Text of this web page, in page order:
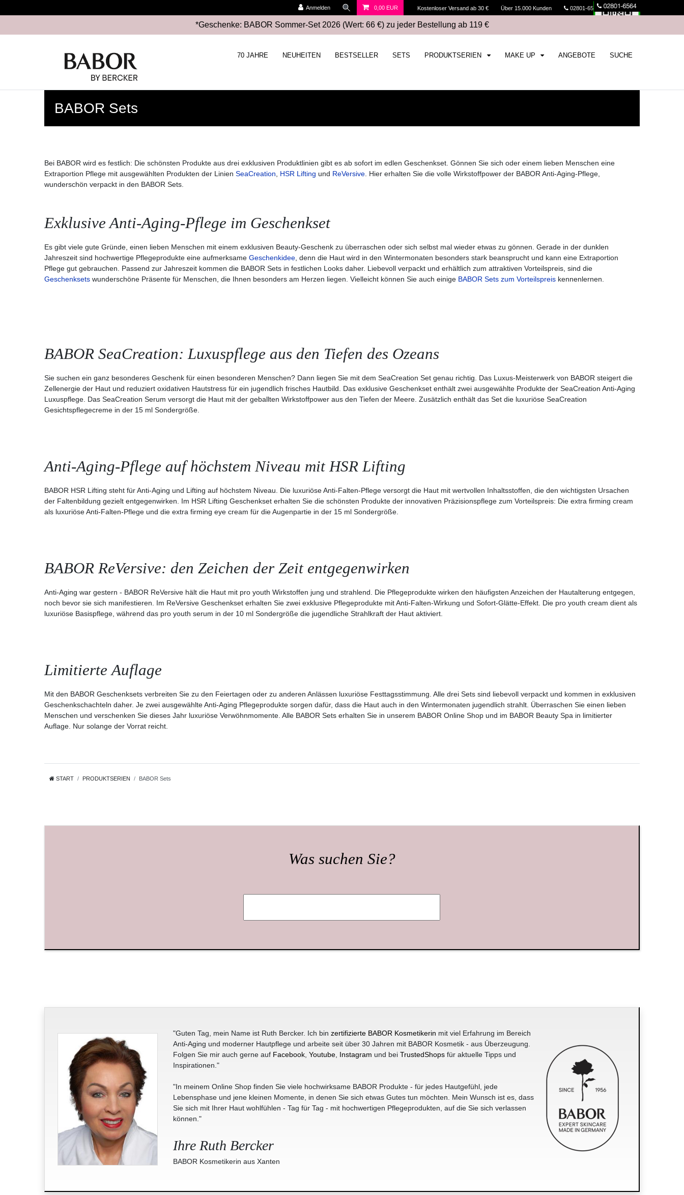
Kostenloser Versand ab 30 € Über 15.000 Kunden 02801-6564 Kasse
Anmelden 0,00 EUR
*Geschenke: BABOR Sommer-Set 2026 (Wert: 66 €) zu jeder Bestellung ab 119 €
70 JAHRE NEUHEITEN BESTSELLER SETS PRODUKTSERIEN MAKE UP ANGEBOTE SUCHE
BABOR Sets
Bei BABOR wird es festlich: Die schönsten Produkte aus drei exklusiven Produktlinien gibt es ab sofort im edlen Geschenkset. Gönnen Sie sich oder einem lieben Menschen eine
Extraportion Pflege mit ausgewählten Produkten der Linien SeaCreation HSR Lifting und ReVersive . Hier erhalten Sie die volle Wirkstoffpower der BABOR Anti-Aging-Pflege,
wunderschön verpackt in den BABOR Sets.
Exklusive Anti-Aging-Pflege im Geschenkset
Es gibt viele gute Gründe, einen lieben Menschen mit einem exklusiven Beauty-Geschenk zu überraschen oder sich selbst mal wieder etwas zu gönnen. Gerade in der dunklen
Jahreszeit sind hochwertige Pflegeprodukte eine aufmerksame Geschenkidee , denn die Haut wird in den Wintermonaten besonders stark beansprucht und kann eine Extraportion
Pflege gut gebrauchen. Passend zur Jahreszeit kommen die BABOR Sets in festlichen Looks daher. Liebevoll verpackt und erhältlich zum attraktiven Vorteilspreis, sind die
Geschenksets wunderschöne Präsente für Menschen, die Ihnen besonders am Herzen liegen. Vielleicht können Sie auch einige BABOR Sets zum Vorteilspreis kennenlernen.
BABOR SeaCreation: Luxuspflege aus den Tiefen des Ozeans
Sie suchen ein ganz besonderes Geschenk für einen besonderen Menschen? Dann liegen Sie mit dem SeaCreation Set genau richtig. Das Luxus-Meisterwerk von BABOR steigert die
Zellenergie der Haut und reduziert oxidativen Hautstress für ein jugendlich frisches Hautbild. Das exklusive Geschenkset enthält zwei ausgewählte Produkte der SeaCreation Anti-Aging
Luxuspflege. Das SeaCreation Serum versorgt die Haut mit der geballten Wirkstoffpower aus den Tiefen der Meere. Zusätzlich enthält das Set die luxuriöse SeaCreation
Gesichtspflegecreme in der 15 ml Sondergröße.
Anti-Aging-Pflege auf höchstem Niveau mit HSR Lifting
BABOR HSR Lifting steht für Anti-Aging und Lifting auf höchstem Niveau. Die luxuriöse Anti-Falten-Pflege versorgt die Haut mit wertvollen Inhaltsstoffen, die den wichtigsten Ursachen
der Faltenbildung gezielt entgegenwirken. Im HSR Lifting Geschenkset erhalten Sie die schönsten Produkte der innovativen Präzisionspflege zum Vorteilspreis: Die extra firming cream
als luxuriöse Anti-Falten-Pflege und die extra firming eye cream für die Augenpartie in der 15 ml Sondergröße.
BABOR ReVersive: den Zeichen der Zeit entgegenwirken
Anti-Aging war gestern - BABOR ReVersive hält die Haut mit pro youth Wirkstoffen jung und strahlend. Die Pflegeprodukte wirken den häufigsten Anzeichen der Hautalterung entgegen,
noch bevor sie sich manifestieren. Im ReVersive Geschenkset erhalten Sie zwei exklusive Pflegeprodukte mit Anti-Falten-Wirkung und Sofort-Glätte-Effekt. Die pro youth cream dient als
luxuriöse Basispflege, während das pro youth serum in der 10 ml Sondergröße die jugendliche Strahlkraft der Haut aktiviert.
Limitierte Auflage
Mit den BABOR Geschenksets verbreiten Sie zu den Feiertagen oder zu anderen Anlässen luxuriöse Festtagsstimmung. Alle drei Sets sind liebevoll verpackt und kommen in exklusiven
Geschenkschachteln daher. Je zwei ausgewählte Anti-Aging Pflegeprodukte sorgen dafür, dass die Haut auch in den Wintermonaten jugendlich strahlt. Überraschen Sie einen lieben
Menschen und verschenken Sie dieses Jahr luxuriöse Verwöhnmomente. Alle BABOR Sets erhalten Sie in unserem BABOR Online Shop und im BABOR Beauty Spa in limitierter
Auflage. Nur solange der Vorrat reicht.
START PRODUKTSERIEN BABOR Sets
Was suchen Sie?
"Guten Tag, mein Name ist Ruth Bercker. Ich bin zertifizierte BABOR Kosmetikerin mit viel Erfahrung im Bereich
Anti-Aging und moderner Hautpflege und arbeite seit über 30 Jahren mit BABOR Kosmetik - aus Überzeugung.
Folgen Sie mir auch gerne auf Facebook, Youtube, Instagram und bei TrustedShopsfür aktuelle Tipps und
Inspirationen."
"In meinem Online Shop finden Sie viele hochwirksame BABOR Produkte - für jedes Hautgefühl, jede
Lebensphase und jene kleinen Momente, in denen Sie sich etwas Gutes tun möchten. Mein Wunsch ist es, dass
Sie sich mit Ihrer Haut wohlfühlen - Tag für Tag - mit hochwertigen Pflegeprodukten, auf die Sie sich verlassen
können."
Ihre Ruth Bercker
BABOR Kosmetikerin aus Xanten